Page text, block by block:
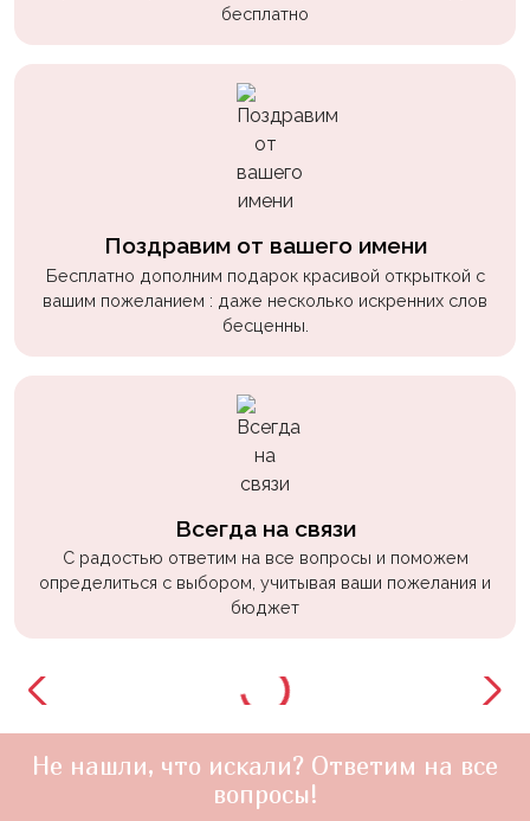
бесплатно
Поздравим от вашего имени
Бесплатно дополним подарок красивой открыткой с
вашим пожеланием : даже несколько искренних слов
бесценны.
Всегда на связи
С радостью ответим на все вопросы и поможем
определиться с выбором, учитывая ваши пожелания и
бюджет
Не нашли, что искали? Ответим на все
вопросы!